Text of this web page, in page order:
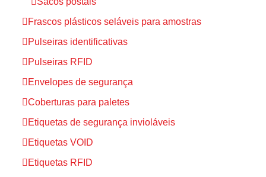
Frascos plásticos seláveis para amostras
Pulseiras identificativas
Pulseiras RFID
Envelopes de segurança
Coberturas para paletes
Etiquetas de segurança invioláveis
Etiquetas VOID
Etiquetas RFID